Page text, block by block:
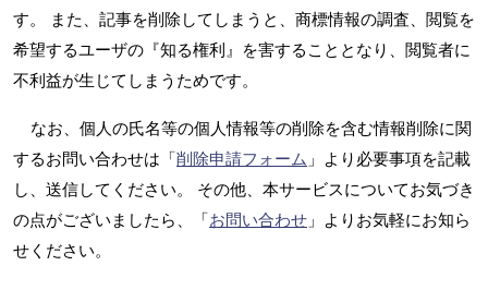
す。 また、記事を削除してしまうと、商標情報の調査、閲覧を
希望するユーザの『知る権利』を害することとなり、閲覧者に
不利益が生じてしまうためです。
なお、個人の氏名等の個人情報等の削除を含む情報削除に関
するお問い合わせは「削除申請フォーム 」より必要事項を記載
し、送信してください。 その他、本サービスについてお気づき
の点がございましたら、「お問い合わせ 」よりお気軽にお知ら
せください。